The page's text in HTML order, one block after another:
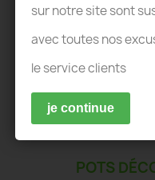
POTS
sur notre site sont
avec toutes nos
le service clients
je continue